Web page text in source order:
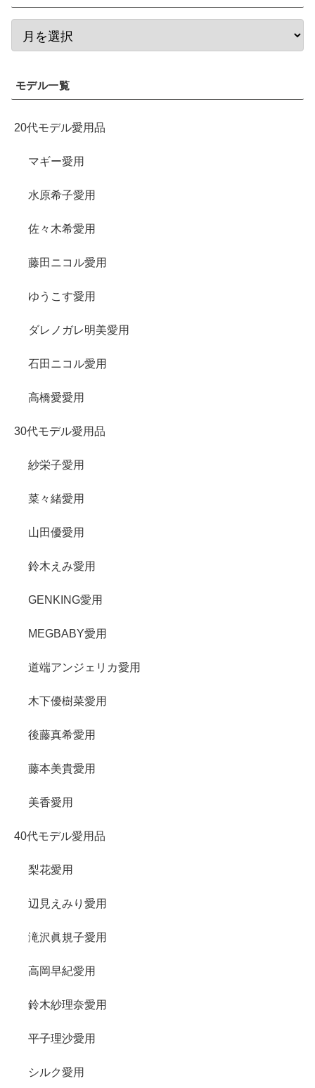
モデル一覧
20代モデル愛用品
マギー愛用
水原希子愛用
佐々木希愛用
藤田ニコル愛用
ゆうこす愛用
ダレノガレ明美愛用
石田ニコル愛用
高橋愛愛用
30代モデル愛用品
紗栄子愛用
菜々緒愛用
山田優愛用
鈴木えみ愛用
GENKING愛用
MEGBABY愛用
道端アンジェリカ愛用
木下優樹菜愛用
後藤真希愛用
藤本美貴愛用
美香愛用
40代モデル愛用品
梨花愛用
辺見えみり愛用
滝沢眞規子愛用
高岡早紀愛用
鈴木紗理奈愛用
平子理沙愛用
シルク愛用